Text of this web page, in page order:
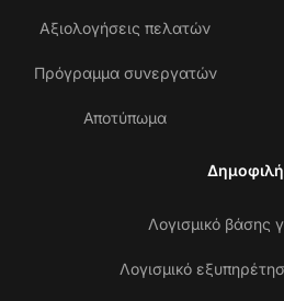
Αξιολογήσεις πελατών
Πρόγραμμα συνεργατών
Αποτύπωμα
Δημοφιλή
Λογισμικό βάσης
Λογισμικό